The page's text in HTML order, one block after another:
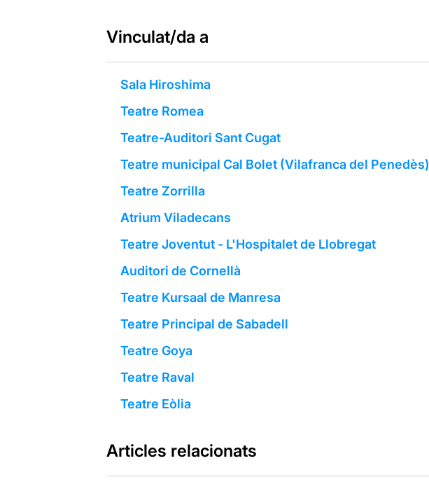
Vinculat/da a
Sala Hiroshima
Teatre Romea
Teatre-Auditori Sant Cugat
Teatre municipal Cal Bolet (Vilafranca del Penedès)
Teatre Zorrilla
Atrium Viladecans
Teatre Joventut - L'Hospitalet de Llobregat
Auditori de Cornellà
Teatre Kursaal de Manresa
Teatre Principal de Sabadell
Teatre Goya
Teatre Raval
Teatre Eòlia
Articles relacionats